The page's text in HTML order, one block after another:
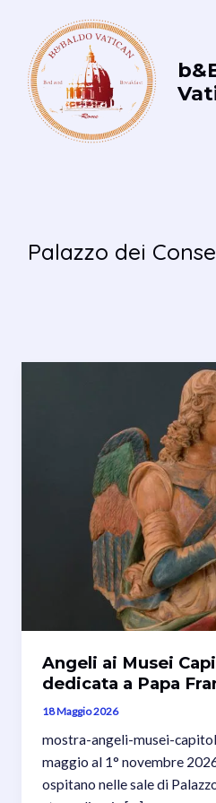
contenuto
Palazzo dei
Angeli ai Musei
dedicata a Papa
18 Maggio 2026
mostra-angeli-musei-
maggio al 1° novembre
ospitano nelle sale di